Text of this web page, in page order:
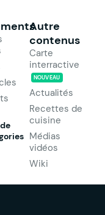
Autre
contenus
Carte
interractive
NOUVEAU
Actualités
Recettes de
cuisine
Médias
vidéos
Wiki